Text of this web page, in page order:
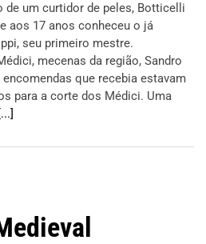
de um curtidor de peles, Botticelli
aos 17 anos conheceu o já
seu primeiro mestre.
mecenas da região, Sandro
que recebia estavam
para a corte dos Médici. Uma
[...]